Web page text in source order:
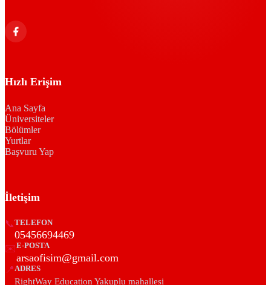
Hızlı Erişim
Ana Sayfa
Üniversiteler
Bölümler
Yurtlar
Başvuru Yap
İletişim
📞TELEFON
05456694469
✉️E-POSTA
arsaofisim@gmail.com
📍ADRES
RightWay Education Yakuplu mahallesi